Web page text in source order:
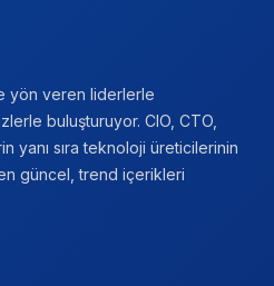
yön veren liderlerle
buluşturuyor. CIO, CTO,
yanı sıra teknoloji üreticilerinin
güncel, trend içerikleri